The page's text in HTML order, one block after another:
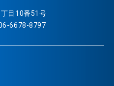
目10番51号
6678-8797